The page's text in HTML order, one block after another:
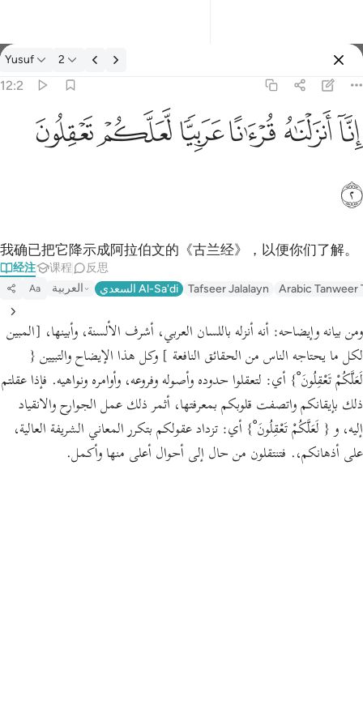
经注: Yusuf 12:2
Yusuf 2
12:2
انا انزلناه قرانا عربيا لعلكم تعقلون ٢
إِنَّآ أَنزَلْنَـٰهُ قُرْءَٰنًا عَرَبِيًّۭا لَّعَلَّكُمْ تَعْقِلُونَ ٢
ﲙﲚﲛﲜﲝﲞ
ﲟ
我确已把它降示成阿拉伯文的《古兰经》，以便你们了解。
经注 课程 反思
Aa العربية السعدي Al-Sa'di Tafseer Jalalayn Arabic Tanweer
ومن بيانه وإيضاحه: أنه أنزله باللسان العربي، أشرف الألسنة، وأبينها، [المبين
لكل ما يحتاجه الناس من الحقائق النافعة ] وكل هذا الإيضاح والتبيين {
لَعَلَّكُمْ تَعْقِلُونَ ْ} أي: لتعقلوا حدوده وأصوله وفروعه، وأوامره ونواهيه. فإذا عقلتم
ذلك بإيقانكم واتصفت قلوبكم بمعرفتها، أثمر ذلك عمل الجوارح والانقياد
إليه، و{ لَعَلَّكُمْ تَعْقِلُونَ ْ} أي: تزداد عقولكم بتكرر المعاني الشريفة العالية،
على أذهانكم،. فتنتقلون من حال إلى أحوال أعلى منها وأكمل.